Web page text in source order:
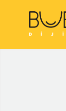
HAKKIMIZDA
NELER